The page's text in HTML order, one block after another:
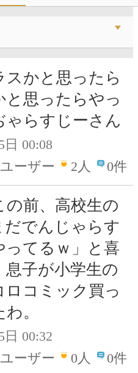
スかと思ったら
と思ったらやっ
ゃらすじーさん
日 00:08
ーザー
2人 0件
の前、高校生の
だでんじゃらす
ってるｗ」と喜
息子が小学生の
ロコミック買っ
。
日 00:32
ーザー
0人 0件